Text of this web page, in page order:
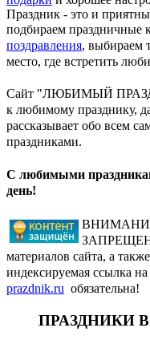
Праздник - это и
подбираем праздничные
поздравления, выбираем
место, где встретить
Сайт "ЛЮБИМЫЙ
к любимому празднику,
рассказывает обо всем
праздниками.
С любимыми
день!
ВНИМАНИЕ!
материалов сайта, а
индексируемая ссылка на
prazdnik.ru обязательна!
ПРАЗДНИКИ